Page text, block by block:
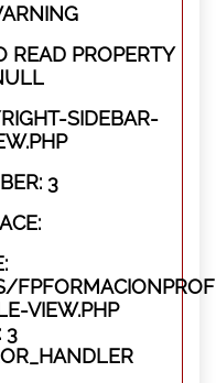
READ PROPERTY
SIDEBAR-
3
VIEW.PHP
3